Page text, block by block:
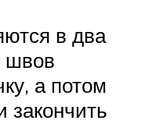
в два
швов
а потом